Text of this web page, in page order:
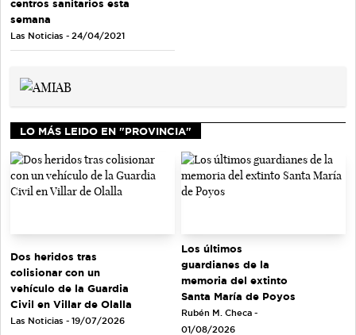
centros sanitarios esta
semana
Las Noticias - 24/04/2021
LO MÁS LEIDO EN "PROVINCIA"
Dos heridos tras
colisionar con un
vehículo de la Guardia
Civil en Villar de Olalla
Las Noticias - 19/07/2026
Los últimos
guardianes de la
memoria del extinto
Santa María de Poyos
Rubén M. Checa -
01/08/2026